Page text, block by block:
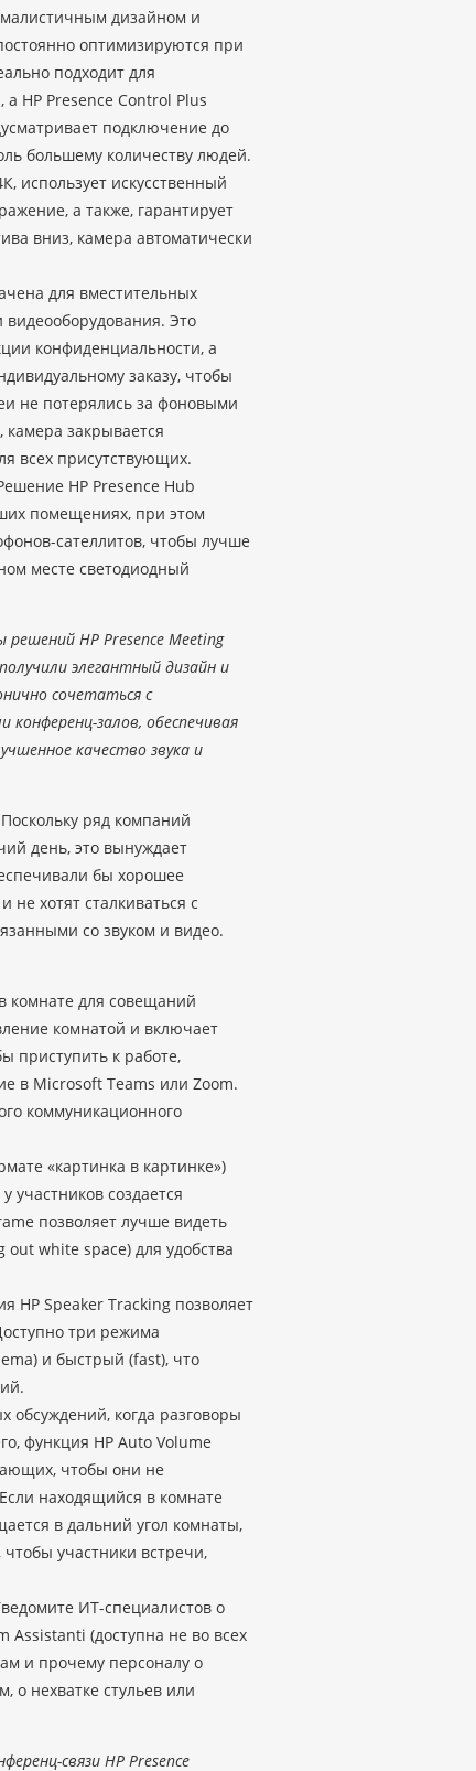
дизайном и
оптимизируются при
подходит для
HP Presence Control Plus
подключение до
большему количеству людей.
использует искусственный
а также, гарантирует
вниз, камера автоматически
для вместительных
Это
конфиденциальности, а
заказу, чтобы
не потерялись за фоновыми
камера закрывается
всех присутствующих.
HP Presence Hub
помещениях, при этом
сателлитов, чтобы лучше
месте светодиодный
HP Presence Meeting
элегантный дизайн и
сочетаться с
конференц-залов, обеспечивая
качество звука и
ряд компаний
день, это вынуждает
бы хорошее
не хотят сталкиваться с
со звуком и видео.
для совещаний
комнатой и включает
приступить к работе,
в Microsoft Teams или Zoom.
коммуникационного
«картинка в картинке»)
участников создается
позволяет лучше видеть
white space) для удобства
HP Speaker Tracking позволяет
три режима
и быстрый (fast), что
когда разговоры
функция HP Auto Volume
чтобы они не
находящийся в комнате
в дальний угол комнаты,
участники встречи,
ИТ-специалистов о
Assistanti (доступна не во всех
и прочему персоналу о
о нехватке стульев или
связи HP Presence